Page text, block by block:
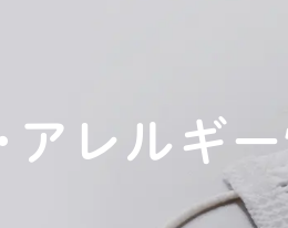
アレルギ